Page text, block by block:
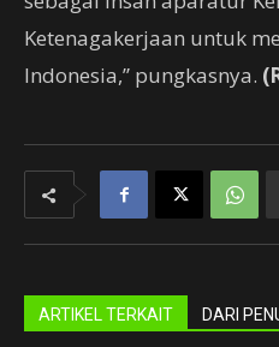
Ketenagakerjaan untuk
Indonesia,” pungkasnya.
ARTIKEL TERKAIT DARI